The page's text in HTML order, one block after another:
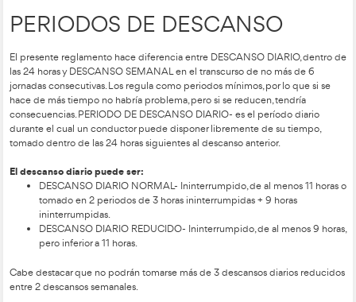
cumplimiento normativo en estas actividades.
A su vez, el Reglamento 561/2006 no será de aplicación
vehículos:
Vehículos destinados al transporte de viajeros en servicios
el trayecto del servicio de que se trate no supere los 50
velocidad máxima autorizada no supere los 40 kilómetros
los cuerpos de bomberos y las fuerzas responsables del
orden público, utilizados para el transporte no comercial de
humanitaria en casos de urgencia o destinados a
especiales utilizados con fines médicos y especializados en
averías cuyo radio de acción sea de 100 kilómetros
de explotación.